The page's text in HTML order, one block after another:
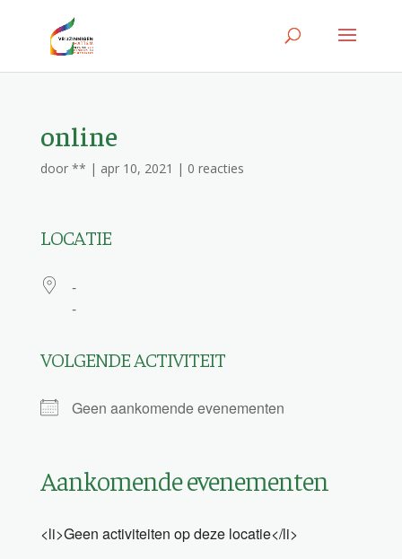
online
door ** | apr 10, 2021 | 0 reacties
LOCATIE
-
-
VOLGENDE ACTIVITEIT
Geen aankomende evenementen
Aankomende evenementen
<li>Geen activiteiten op deze locatie</li>